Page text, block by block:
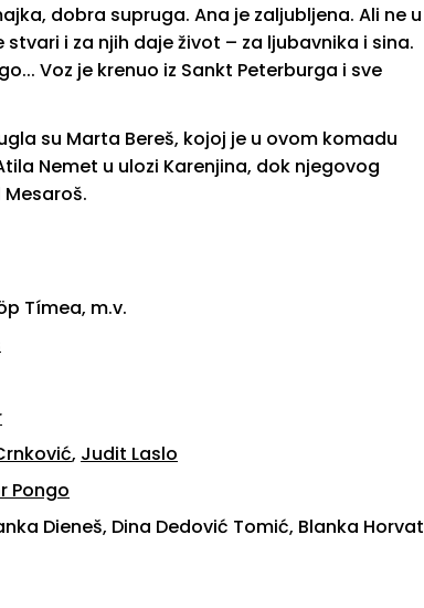
dobra supruga. Ana je zaljubljena. Ali ne u
i za njih daje život – za ljubavnika i sina.
Voz je krenuo iz Sankt Peterburga i sve
su Marta Bereš, kojoj je u ovom komadu
Nemet u ulozi Karenjina, dok njegovog
Tímea, m.v.
, Judit Laslo
Pongo
Dieneš, Dina Dedović Tomić, Blanka Horvat